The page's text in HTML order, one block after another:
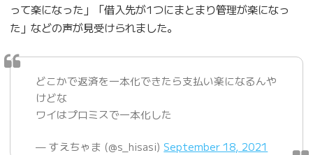
って楽になった」「借入先が1つにまとまり管理が楽になっ
た」などの声が見受けられました。
どこかで返済を一本化できたら支払い楽になるんや
けどな
ワイはプロミスで一本化した
— すえちゃま (@s_hisasi) September 18, 2021